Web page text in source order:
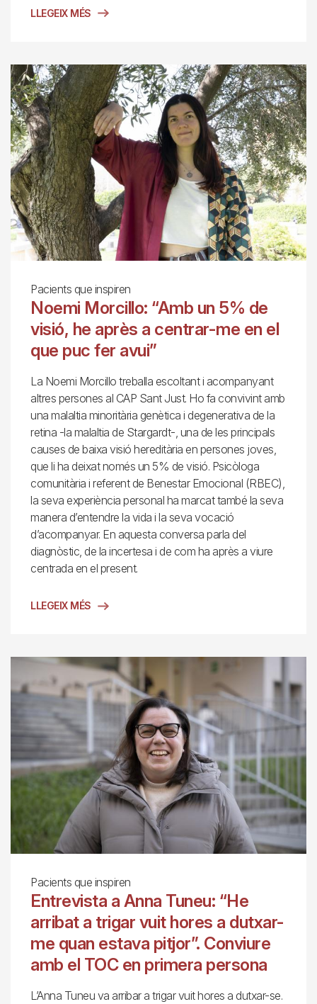
LLEGEIX MÉS
Pacients que inspiren
Noemi Morcillo: “Amb un 5% de
visió, he après a centrar-me en el
que puc fer avui”
La Noemi Morcillo treballa escoltant i acompanyant
altres persones al CAP Sant Just. Ho fa convivint amb
una malaltia minoritària genètica i degenerativa de la
retina -la malaltia de Stargardt-, una de les principals
causes de baixa visió hereditària en persones joves,
que li ha deixat només un 5% de visió. Psicòloga
comunitària i referent de Benestar Emocional (RBEC),
la seva experiència personal ha marcat també la seva
manera d’entendre la vida i la seva vocació
d’acompanyar. En aquesta conversa parla del
diagnòstic, de la incertesa i de com ha après a viure
centrada en el present.
LLEGEIX MÉS
Pacients que inspiren
Entrevista a Anna Tuneu: “He
arribat a trigar vuit hores a dutxar-
me quan estava pitjor”. Conviure
amb el TOC en primera persona
L’Anna Tuneu va arribar a trigar vuit hores a dutxar-se.